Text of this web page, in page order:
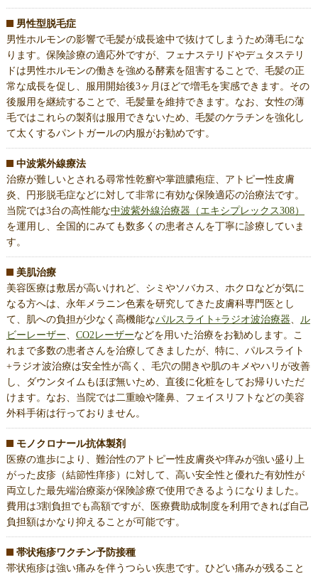
男性型脱毛症
男性ホルモンの影響で毛髪が成長途中で抜けてしまうため薄毛にな
ります。保険診療の適応外ですが、フェナステリドやデュタステリ
ドは男性ホルモンの働きを強める酵素を阻害することで、毛髪の正
常な成長を促し、服用開始後3ヶ月ほどで増毛を実感できます。その
後服用を継続することで、毛髪量を維持できます。なお、女性の薄
毛ではこれらの製剤は服用できないため、毛髪のケラチンを強化し
て太くするパントガールの内服がお勧めです。
中波紫外線療法
治療が難しいとされる尋常性乾癬や掌蹠膿疱症、アトピー性皮膚
炎、円形脱毛症などに対して非常に有効な保険適応の治療法です。
当院では3台の高性能な中波紫外線治療器（エキシプレックス308）
を運用し、全国的にみても数多くの患者さんを丁寧に診療していま
す。
美肌治療
美容医療は敷居が高いけれど、シミやソバカス、ホクロなどが気に
なる方へは、永年メラニン色素を研究してきた皮膚科専門医とし
て、肌への負担が少なく高機能なパルスライト+ラジオ波治療器、 ル
ビーレーザー、 CO2レーザーなどを用いた治療をお勧めします。こ
れまで多数の患者さんを治療してきましたが、特に、パルスライト
+ラジオ波治療は安全性が高く、毛穴の開きや肌のキメやハリが改善
し、ダウンタイムもほぼ無いため、直後に化粧をしてお帰りいただ
けます。なお、当院では二重瞼や隆鼻、フェイスリフトなどの美容
外科手術は行っておりません。
モノクロナール抗体製剤
医療の進歩により、難治性のアトピー性皮膚炎や痒みが強い盛り上
がった皮疹（結節性痒疹）に対して、高い安全性と優れた有効性が
両立した最先端治療薬が保険診療で使用できるようになりました。
費用は3割負担でも高額ですが、医療費助成制度を利用できれば自己
負担額はかなり抑えることが可能です。
帯状疱疹ワクチン予防接種
帯状疱疹は強い痛みを伴うつらい疾患です。ひどい痛みが残ること